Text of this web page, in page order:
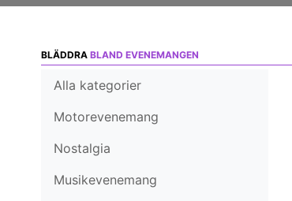
BLÄDDRA BLAND EVENEMANGEN
Alla kategorier
Motorevenemang
Nostalgia
Musikevenemang